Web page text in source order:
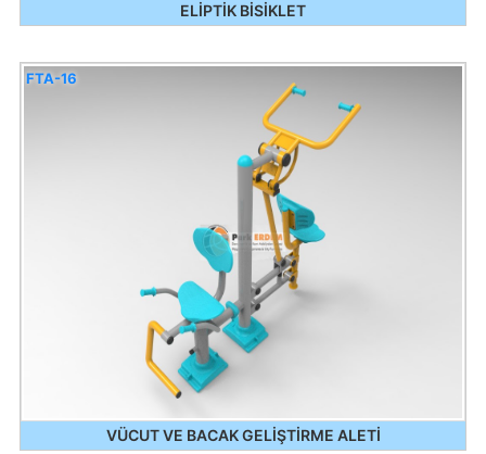
ELİPTİK BİSİKLET
VÜCUT VE BACAK GELİŞTİRME ALETİ
FTA-16